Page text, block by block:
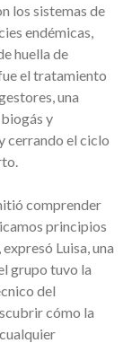
los sistemas de
endémicas,
huella de
el tratamiento
una
y
cerrando el ciclo
comprender
principios
Luisa, una
grupo tuvo la
del
cómo la